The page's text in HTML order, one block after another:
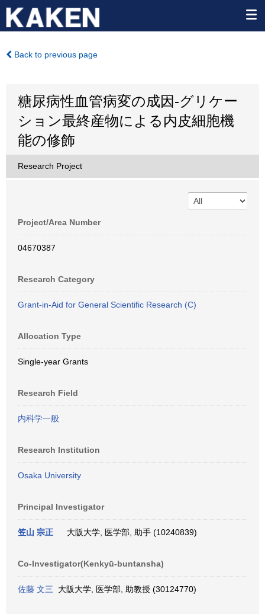
Back to previous page
糖尿病性血管病変の成因-グリケー
ション最終産物による内皮細胞機
能の修飾
Research Project
Project/Area Number
04670387
Research Category
Grant-in-Aid for General Scientific Research (C)
Allocation Type
Single-year Grants
Research Field
内科学一般
Research Institution
Osaka University
Principal Investigator
笠山 宗正 大阪大学, 医学部, 助手 (10240839)
Co-Investigator(Kenkyū-buntansha)
佐藤 文三 大阪大学, 医学部, 助教授 (30124770)